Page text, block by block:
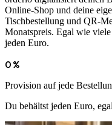
Online-Shop und deine
Tischbestellung und QR-
Monatspreis. Egal wie
jeden Euro.
0 %
Provision auf jede
Du behältst jeden Euro,